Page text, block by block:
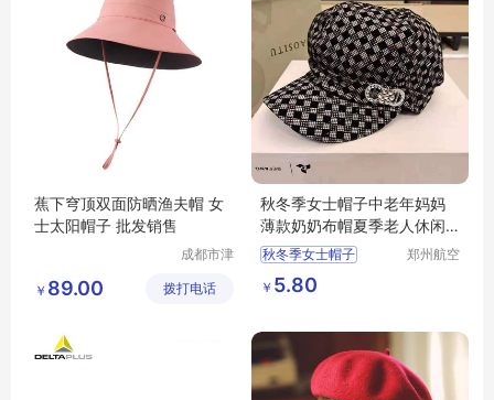
蕉下穹顶双面防晒渔夫帽 女
士太阳帽子 批发销售
成都市津
技有限公
￥ 89.00 拨打电话
秋冬季女士帽子中老年妈妈
薄款奶奶布帽夏季老人休闲
鸭舌帽时装帽
秋冬季女士帽子
鸭舌帽时装帽
郑州航空
￥ 5.80